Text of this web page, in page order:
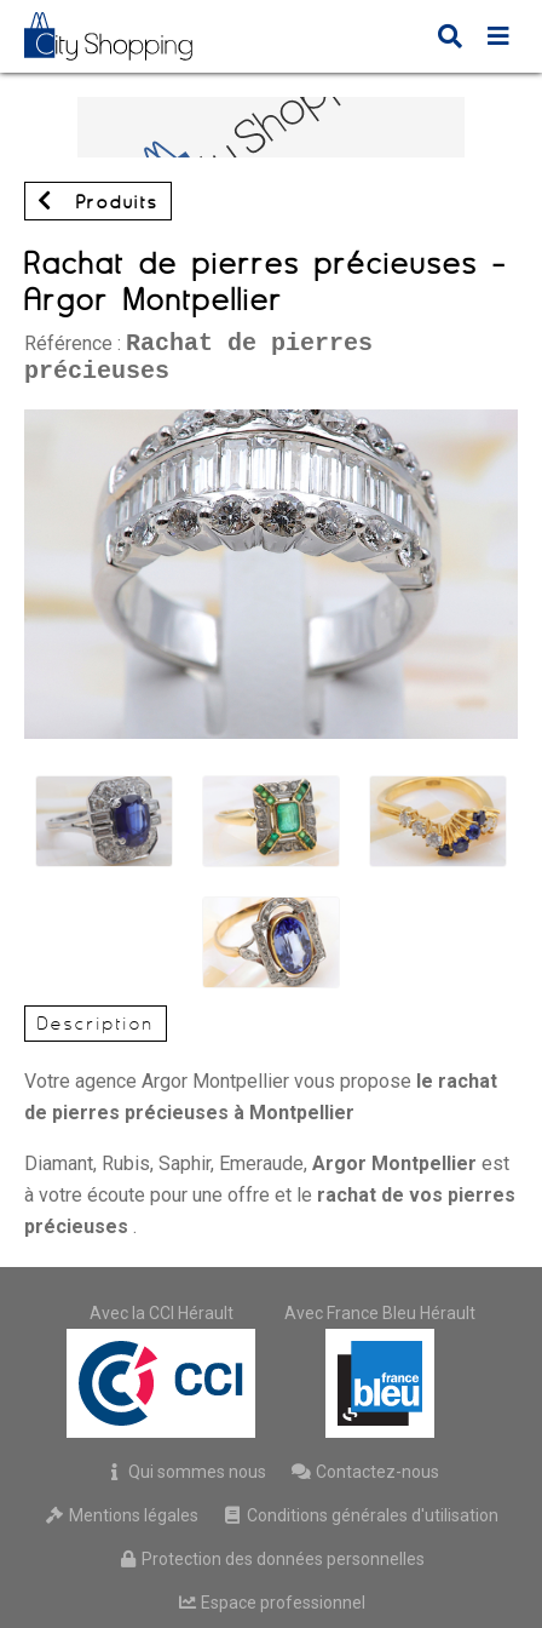
Produits
Rachat de pierres précieuses -
Argor Montpellier
Référence : Rachat de pierres
précieuses
Description
Votre agence Argor Montpellier vous propose le rachat
de pierres précieuses à Montpellier
Diamant, Rubis, Saphir, Emeraude, Argor Montpellier est
à votre écoute pour une offre et le rachat de vos pierres
précieuses
Avec la CCI Hérault Avec France Bleu Hérault
Qui sommes nous Contactez-nous
Mentions légales Conditions générales d'utilisation
Protection des données personnelles
Espace professionnel